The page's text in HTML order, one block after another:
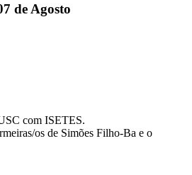
de Agosto
com ISETES.
os de Simões Filho-Ba e o